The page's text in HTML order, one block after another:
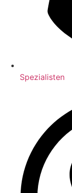
Spezialisten